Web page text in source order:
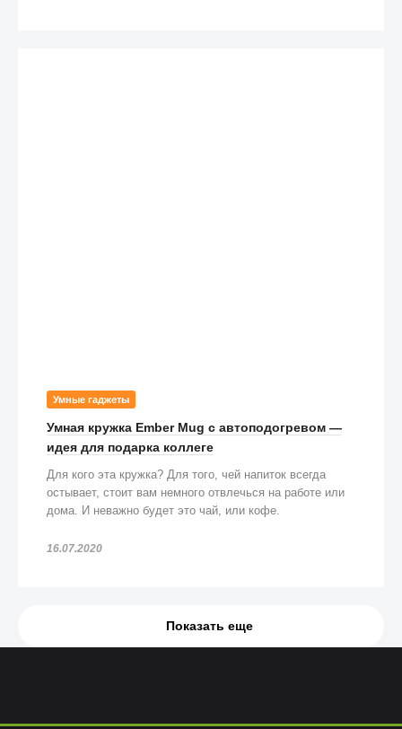
Умные гаджеты
Умная кружка Ember Mug с автоподогревом —
идея для подарка коллеге
Для кого эта кружка? Для того, чей напиток всегда
остывает, стоит вам немного отвлечься на работе или
дома. И неважно будет это чай, или кофе.
16.07.2020
Показать еще